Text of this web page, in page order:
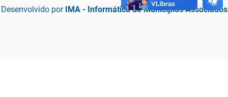
Desenvolvido por IMA - Informática de Municípios Associados